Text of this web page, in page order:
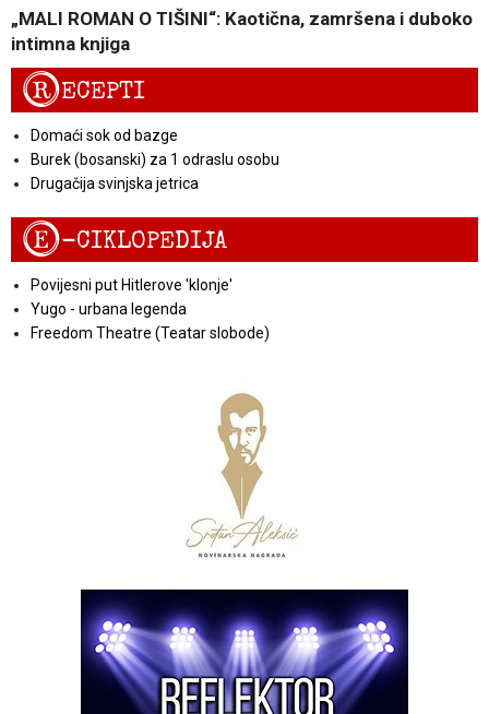
„MALI ROMAN O TIŠINI“: Kaotična, zamršena i duboko
intimna knjiga
RECEPTI
Domaći sok od bazge
Burek (bosanski) za 1 odraslu osobu
Drugačija svinjska jetrica
E-CIKLOPEDIJA
Povijesni put Hitlerove 'klonje'
Yugo - urbana legenda
Freedom Theatre (Teatar slobode)